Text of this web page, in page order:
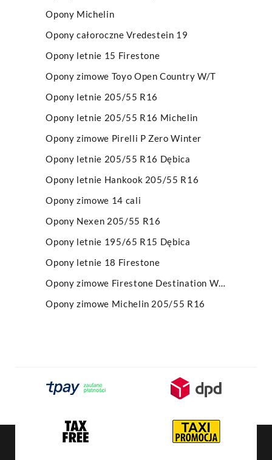
Opony Michelin
Opony całoroczne Vredestein 19
Opony letnie 15 Firestone
Opony zimowe Toyo Open Country W/T
Opony letnie 205/55 R16
Opony letnie 205/55 R16 Michelin
Opony zimowe Pirelli P Zero Winter
Opony letnie 205/55 R16 Dębica
Opony letnie Hankook 205/55 R16
Opony zimowe 14 cali
Opony Nexen 205/55 R16
Opony letnie 195/65 R15 Dębica
Opony letnie 18 Firestone
Opony zimowe Firestone Destination Winter
Opony zimowe Michelin 205/55 R16